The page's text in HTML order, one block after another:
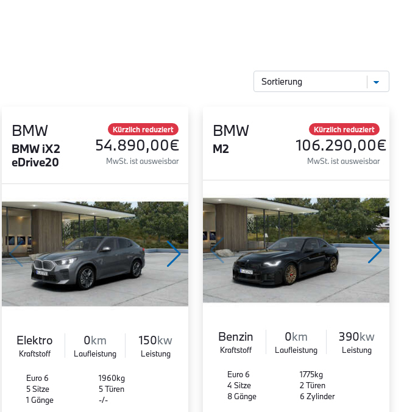
BMW
BMW iX2
eDrive20
Kürzlich reduziert
54.890,00€
MwSt. ist ausweisbar
Elektro
Kraftstoff
0km
Laufleistung
150kw
Leistung
Euro 6
5 Sitze
1 Gänge
1960kg
5 Türen
-/-
BMW
M2
Kürzlich reduziert
106.290,00€
MwSt. ist ausweisbar
Benzin
Kraftstoff
0km
Laufleistung
390kw
Leistung
Euro 6
4 Sitze
8 Gänge
1775kg
2 Türen
6 Zylinder